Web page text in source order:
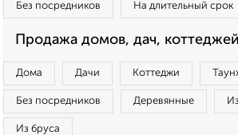
Без посредников На длительный срок
Продажа домов, дач,
Дома Дачи Коттеджи
Без посредников Деревянные
Из бруса